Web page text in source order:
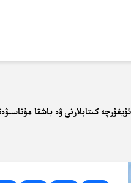
كىتابلارنى ۋە باشقا